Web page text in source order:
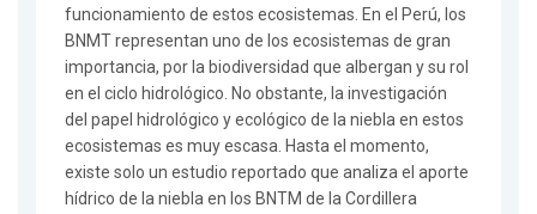
funcionamiento de estos ecosistemas. En el Perú, los
BNMT representan uno de los ecosistemas de gran
importancia, por la biodiversidad que albergan y su rol
en el ciclo hidrológico. No obstante, la investigación
del papel hidrológico y ecológico de la niebla en estos
ecosistemas es muy escasa. Hasta el momento,
existe solo un estudio reportado que analiza el aporte
hídrico de la niebla en los BNTM de la Cordillera